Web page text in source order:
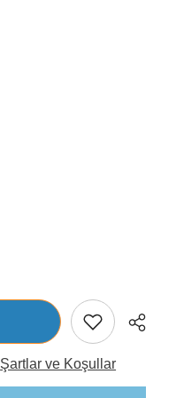
Şartlar ve Koşullar